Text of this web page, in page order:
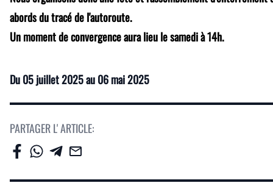
Du05 juillet 2025au06 mai 2025
PARTAGER L' ARTICLE:
abords du tracé de l'autoroute.
Un moment de convergence aura lieu le samedi à 14h.